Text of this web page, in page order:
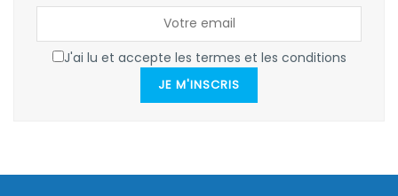
J'ai lu et accepte les termes et les conditions
JE M'INSCRIS